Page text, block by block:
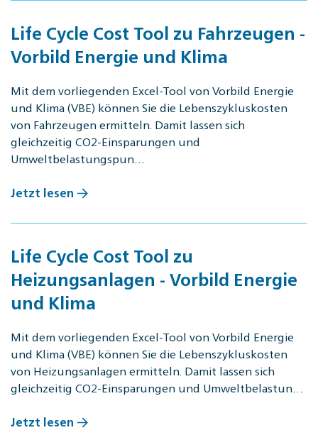
Life Cycle Cost Tool zu Fahrzeugen -
Vorbild Energie und Klima
Mit dem vorliegenden Excel-Tool von Vorbild Energie
und Klima (VBE) können Sie die Lebenszykluskosten
von Fahrzeugen ermitteln. Damit lassen sich
gleichzeitig CO2-Einsparungen und
Umweltbelastungspun…
Jetzt lesen
Life Cycle Cost Tool zu
Heizungsanlagen - Vorbild Energie
und Klima
Mit dem vorliegenden Excel-Tool von Vorbild Energie
und Klima (VBE) können Sie die Lebenszykluskosten
von Heizungsanlagen ermitteln. Damit lassen sich
gleichzeitig CO2-Einsparungen und Umweltbelastun…
Jetzt lesen